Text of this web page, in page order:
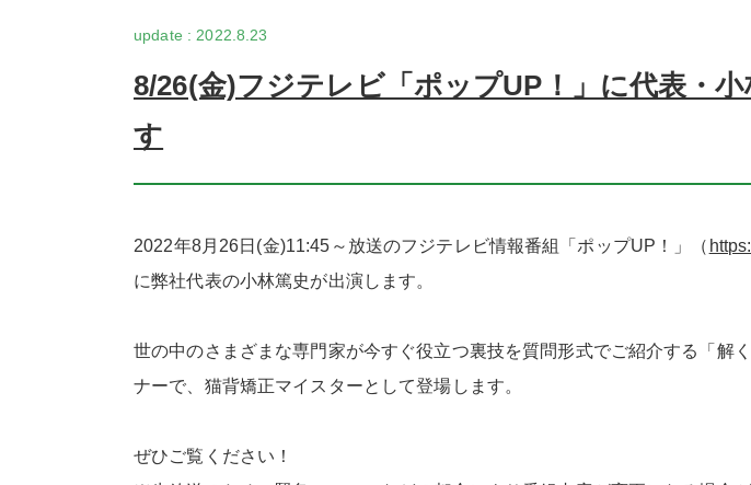
2022.8.23
8/26(金)フジテレビ「ポップUP！」に代表・小
す
2022年8月26日(金)11:45～放送のフジテレビ情報番組「ポップUP！」（
に弊社代表の小林篤史が出演します。
世の中のさまざまな専門家が今すぐ役立つ裏技を質問形式でご紹介する「解
ナーで、猫背矯正マイスターとして登場します。
ぜひご覧ください！